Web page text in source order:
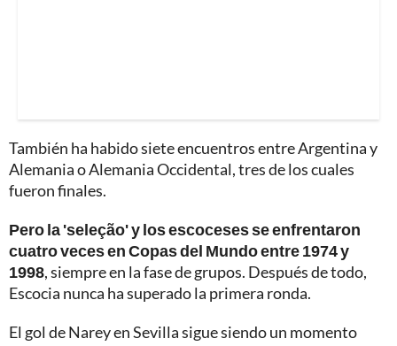
También ha habido siete encuentros entre Argentina y
Alemania o Alemania Occidental, tres de los cuales
fueron finales.
Pero la 'seleção' y los escoceses se enfrentaron
cuatro veces en Copas del Mundo entre 1974 y
1998, siempre en la fase de grupos. Después de todo,
Escocia nunca ha superado la primera ronda.
El gol de Narey en Sevilla sigue siendo un momento